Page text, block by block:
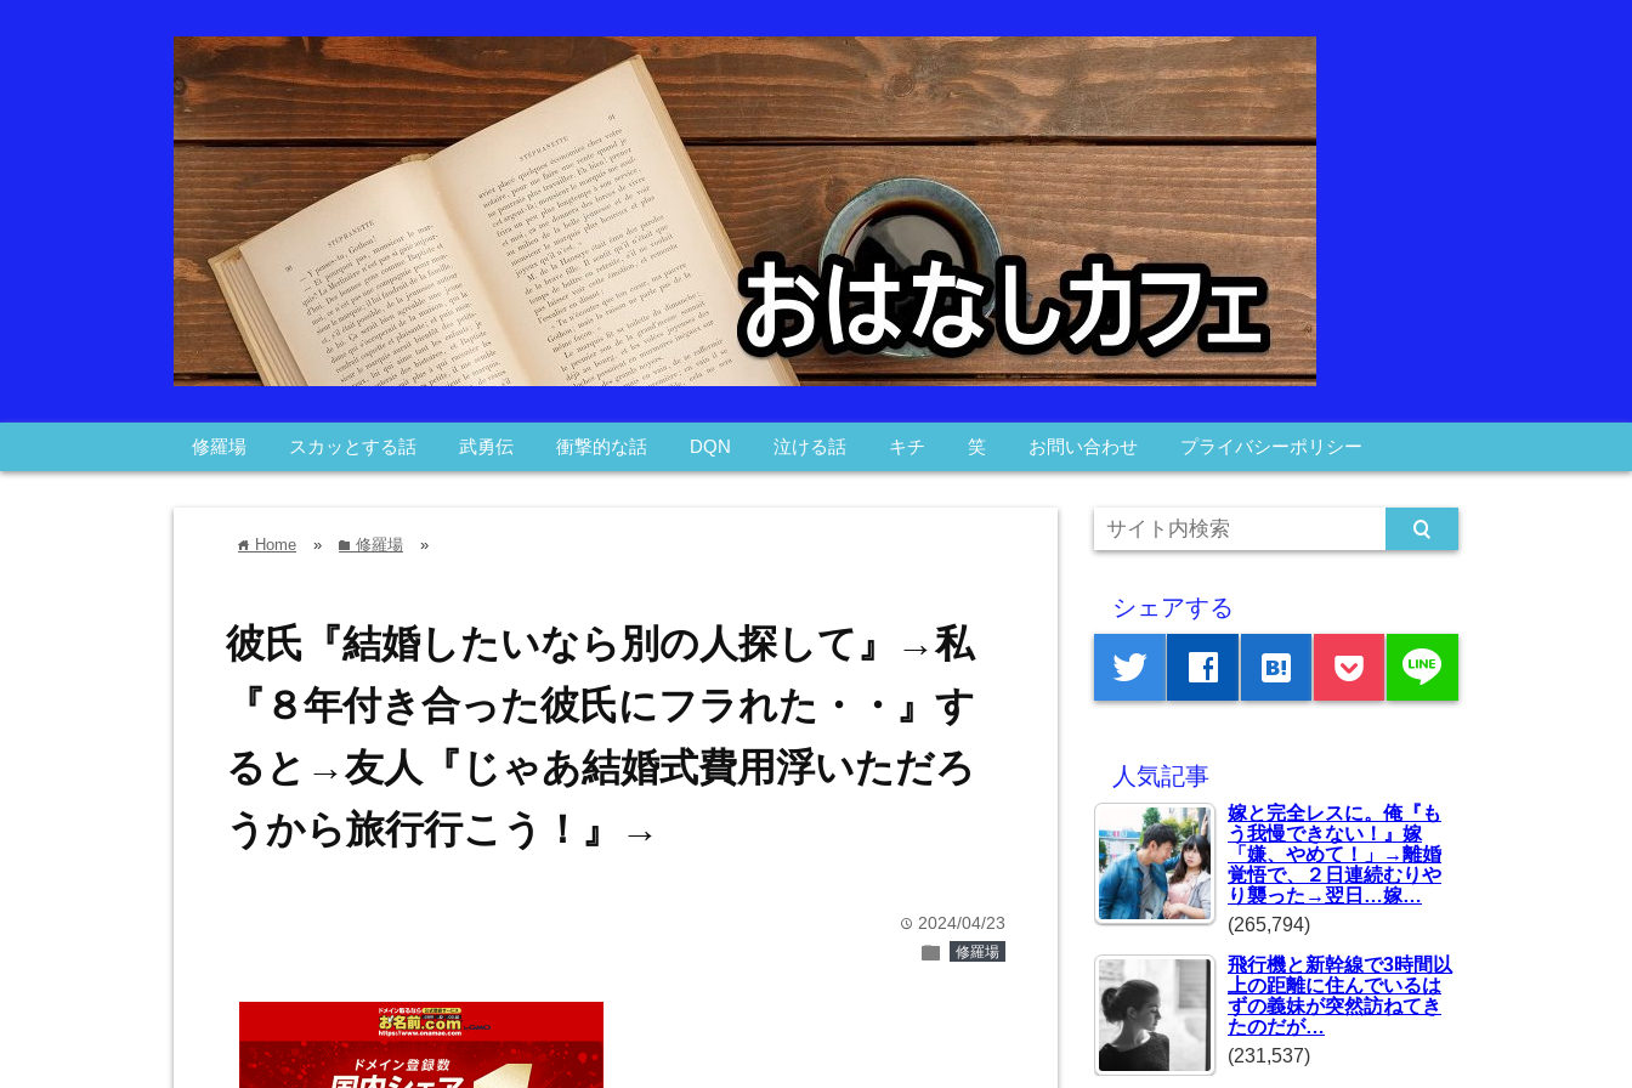
修羅場 スカッとする話 武勇伝 衝撃的な話 DQN 泣ける話 キチ 笑 お問い合わせ プライバシーポリシー
home Home » folder 修羅場 »
彼氏『結婚したいなら別の人探して』→私
『８年付き合った彼氏にフラれた・・』す
ると→友人『じゃあ結婚式費用浮いただろ
うから旅行行こう！』→
time 2024/04/23
folder 修羅場
シェアする
twitter facebook hatenabookmark line
人気記事
嫁と完全レスに。俺『も
う我慢できない！』嫁
「嫌、やめて！」→離婚
覚悟で、２日連続むりや
り襲った→翌日…嫁…
(265,794)
飛行機と新幹線で3時間以
上の距離に住んでいるは
ずの義妹が突然訪ねてき
たのだが…
(231,537)